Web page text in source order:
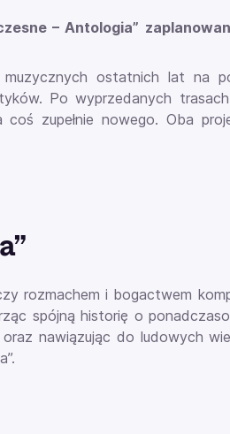
– Antologia”
ostatnich lat na
Po wyprzedanych
coś zupełnie nowego. Oba
rozmachem i bogactwem
spójną historię o
nawiązując do ludowych